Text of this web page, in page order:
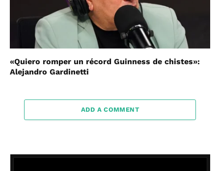
«Quiero romper un récord Guinness de chistes»:
Alejandro Gardinetti
ADD A COMMENT